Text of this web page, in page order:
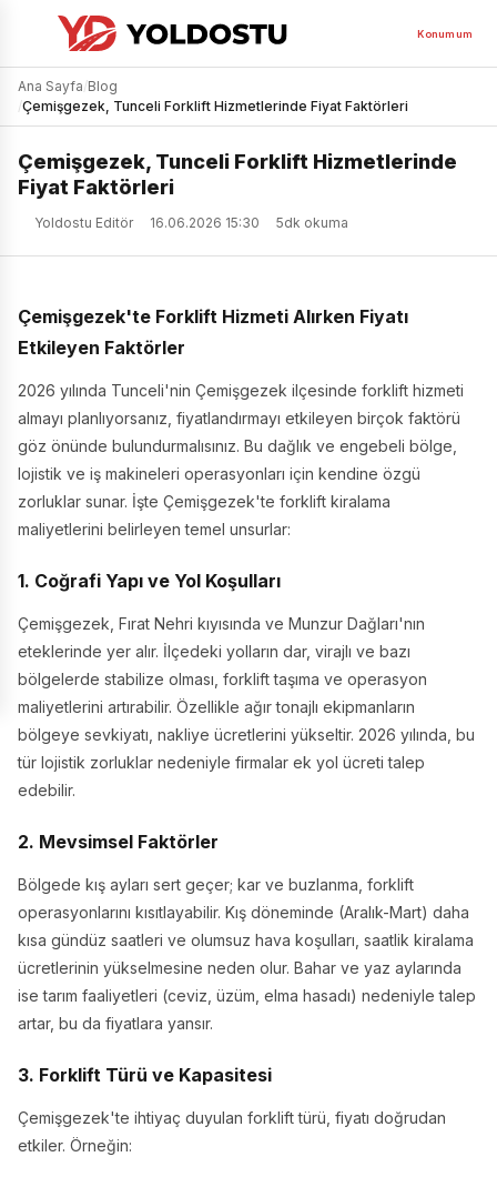
Konumum
Ana Sayfa/Blog
/Çemişgezek, Tunceli Forklift Hizmetlerinde Fiyat Faktörleri
Çemişgezek, Tunceli Forklift Hizmetlerinde
Fiyat Faktörleri
Yoldostu Editör 16.06.2026 15:30 5dk okuma
Çemişgezek'te Forklift Hizmeti Alırken Fiyatı
Etkileyen Faktörler
2026 yılında Tunceli'nin Çemişgezek ilçesinde forklift hizmeti
almayı planlıyorsanız, fiyatlandırmayı etkileyen birçok faktörü
göz önünde bulundurmalısınız. Bu dağlık ve engebeli bölge,
lojistik ve iş makineleri operasyonları için kendine özgü
zorluklar sunar. İşte Çemişgezek'te forklift kiralama
maliyetlerini belirleyen temel unsurlar:
1. Coğrafi Yapı ve Yol Koşulları
Çemişgezek, Fırat Nehri kıyısında ve Munzur Dağları'nın
eteklerinde yer alır. İlçedeki yolların dar, virajlı ve bazı
bölgelerde stabilize olması, forklift taşıma ve operasyon
maliyetlerini artırabilir. Özellikle ağır tonajlı ekipmanların
bölgeye sevkiyatı, nakliye ücretlerini yükseltir. 2026 yılında, bu
tür lojistik zorluklar nedeniyle firmalar ek yol ücreti talep
edebilir.
2. Mevsimsel Faktörler
Bölgede kış ayları sert geçer; kar ve buzlanma, forklift
operasyonlarını kısıtlayabilir. Kış döneminde (Aralık-Mart) daha
kısa gündüz saatleri ve olumsuz hava koşulları, saatlik kiralama
ücretlerinin yükselmesine neden olur. Bahar ve yaz aylarında
ise tarım faaliyetleri (ceviz, üzüm, elma hasadı) nedeniyle talep
artar, bu da fiyatlara yansır.
3. Forklift Türü ve Kapasitesi
Çemişgezek'te ihtiyaç duyulan forklift türü, fiyatı doğrudan
etkiler. Örneğin: